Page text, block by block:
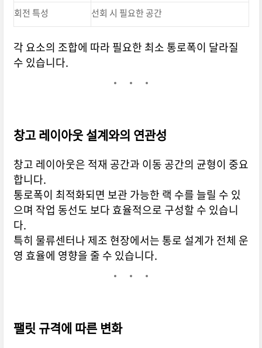
회전 특성
선회 시 필요한 공간
각 요소의 조합에 따라 필요한 최소 통로폭이 달라질
수 있습니다.
창고 레이아웃 설계와의 연관성
창고 레이아웃은 적재 공간과 이동 공간의 균형이 중요
합니다.
통로폭이 최적화되면 보관 가능한 랙 수를 늘릴 수 있
으며 작업 동선도 보다 효율적으로 구성할 수 있습니
다.
특히 물류센터나 제조 현장에서는 통로 설계가 전체 운
영 효율에 영향을 줄 수 있습니다.
팰릿 규격에 따른 변화